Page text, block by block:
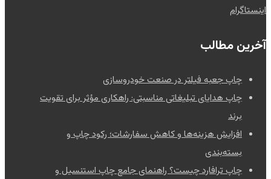
اینستاگرام
آخرین مطالب
چاپ جعبه فیلتر در صنعت خودروسازی
چاپ هدایای تبلیغاتی مناسبتی: راهکاری مؤثر برای تقویت
برند
افزایش هزینه‌ها و کاهش سفارشات؛ رکود چاپ و
بسته‌بندی
چاپ ترافارد چیست؟ راهنمای جامع چاپ استنسیل و